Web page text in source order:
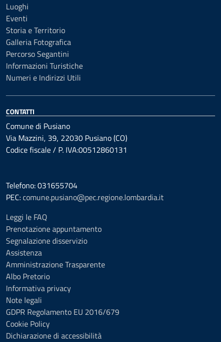
Luoghi
Eventi
Storia e Territorio
Galleria Fotografica
Percorso Segantini
Informazioni Turistiche
Numeri e Indirizzi Utili
CONTATTI
Comune di Pusiano
Via Mazzini, 39, 22030 Pusiano (CO)
Codice fiscale / P. IVA:00512860131
Telefono: 031655704
PEC:comune.pusiano@pec.regione.lombardia.it
Leggi le FAQ
Prenotazione appuntamento
Segnalazione disservizio
Assistenza
Amministrazione Trasparente
Albo Pretorio
Informativa privacy
Note legali
GDPR Regolamento EU 2016/679
Cookie Policy
Dichiarazione di accessibilità